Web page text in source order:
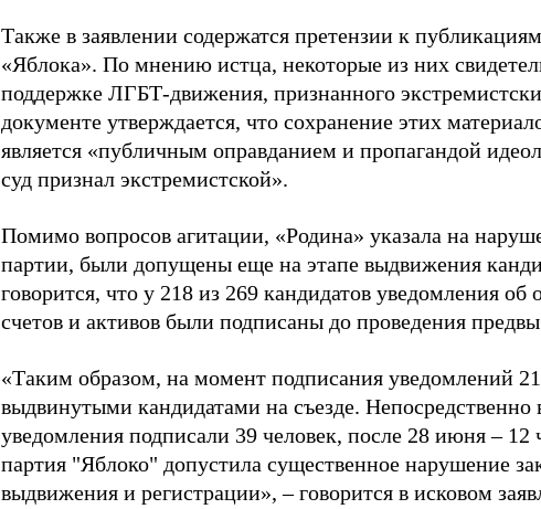
Также в заявлении содержатся претензии к
«Яблока». По мнению истца, некоторые из них
поддержке ЛГБТ-движения, признанного
документе утверждается, что сохранение этих
является «публичным оправданием и пропагандой
суд признал экстремистской».
Помимо вопросов агитации, «Родина» указала на
партии, были допущены еще на этапе выдвижения
говорится, что у 218 из 269 кандидатов уведомления об
счетов и активов были подписаны до проведения
«Таким образом, на момент подписания уведомлений
выдвинутыми кандидатами на съезде. Непосредственно
уведомления подписали 39 человек, после 28 июня – 12
партия "Яблоко" допустила существенное нарушение
выдвижения и регистрации», – говорится в исковом